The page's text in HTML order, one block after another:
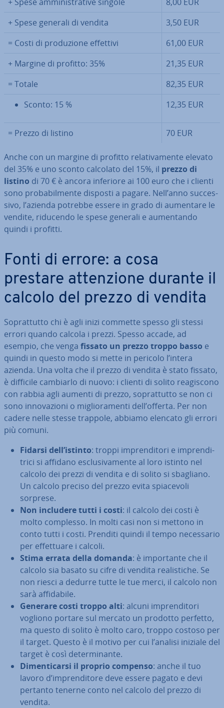
+ Spese generali di vendita
3,50 EUR
= Costi di pro­du­zio­ne effettivi
61,00 EUR
+ Margine di profitto: 35%
21,35 EUR
= Totale
82,35 EUR
Sconto: 15 %
12,35 EUR
= Prezzo di listino 70 EUR
Anche con un margine di profitto re­la­ti­va­men­te elevato
del 35% e uno sconto calcolato del 15%, il prezzo di
listino di 70 € è ancora inferiore ai 100 euro che i clienti
sono pro­ba­bil­men­te disposti a pagare. Nell’anno suc­ces­
si­vo, l’azienda potrebbe essere in grado di aumentare le
vendite, riducendo le spese generali e au­men­tan­do
quindi i profitti.
Fonti di errore: a cosa
prestare at­ten­zio­ne durante il
calcolo del prezzo di vendita
So­prat­tut­to chi è agli inizi commette spesso gli stessi
errori quando calcola i prezzi. Spesso accade, ad
esempio, che venga fissato un prezzo troppo basso e
quindi in questo modo si mette in pericolo l’intera
azienda. Una volta che il prezzo di vendita è stato fissato,
è difficile cambiarlo di nuovo: i clienti di solito rea­gi­sco­no
con rabbia agli aumenti di prezzo, so­prat­tut­to se non ci
sono in­no­va­zio­ni o mi­glio­ra­men­ti dell’offerta. Per non
cadere nelle stesse trappole, abbiamo elencato gli errori
più comuni.
Fidarsi dell’istinto: troppi im­pren­di­to­ri e im­pren­di­
tri­ci si affidano esclu­si­va­men­te al loro istinto nel
calcolo dei prezzi di vendita e di solito si sbagliano.
Un calcolo preciso del prezzo evita spia­ce­vo­li
sorprese.
Non includere tutti i costi: il calcolo dei costi è
molto complesso. In molti casi non si mettono in
conto tutti i costi. Prenditi quindi il tempo ne­ces­sa­rio
per ef­fet­tua­re i calcoli.
Stima errata della domanda: è im­por­tan­te che il
calcolo sia basato su cifre di vendita rea­li­sti­che. Se
non riesci a dedurre tutte le tue merci, il calcolo non
sarà af­fi­da­bi­le.
Generare costi troppo alti: alcuni im­pren­di­to­ri
vogliono portare sul mercato un prodotto perfetto,
ma questo di solito è molto caro, troppo costoso per
il target. Questo è il motivo per cui l’analisi iniziale del
target è così de­ter­mi­nan­te.
Di­men­ti­car­si il proprio compenso: anche il tuo
lavoro d’im­pren­di­to­re deve essere pagato e devi
pertanto tenerne conto nel calcolo del prezzo di
vendita.